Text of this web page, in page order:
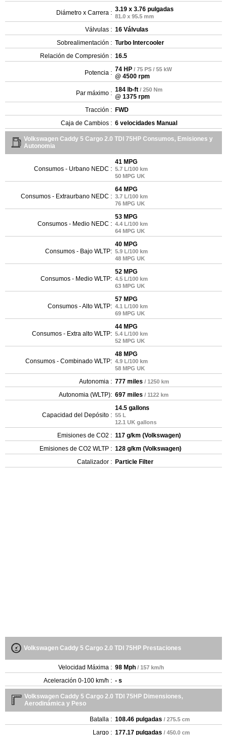
Diámetro x Carrera : 3.19 x 3.76 pulgadas
81.0 x 95.5 mm
Válvulas : 16 Válvulas
Sobrealimentación : Turbo Intercooler
Relación de Compresión : 16.5
Potencia : 74 HP / 75 PS / 55 kW
@ 4500 rpm
Par máximo : 184 lb-ft / 250 Nm
@ 1375 rpm
Tracción : FWD
Caja de Cambios : 6 velocidades Manual
Volkswagen Caddy 5 Cargo 2.0 TDI 75HP Consumos, Emisiones y
Autonomia
Consumos - Urbano NEDC :
41 MPG
5.7 L/100 km
50 MPG UK
Consumos - Extraurbano NEDC :
64 MPG
3.7 L/100 km
76 MPG UK
Consumos - Medio NEDC :
53 MPG
4.4 L/100 km
64 MPG UK
Consumos - Bajo WLTP:
40 MPG
5.9 L/100 km
48 MPG UK
Consumos - Medio WLTP:
52 MPG
4.5 L/100 km
63 MPG UK
Consumos - Alto WLTP:
57 MPG
4.1 L/100 km
69 MPG UK
Consumos - Extra alto WLTP:
44 MPG
5.4 L/100 km
52 MPG UK
Consumos - Combinado WLTP:
48 MPG
4.9 L/100 km
58 MPG UK
Autonomia : 777 miles / 1250 km
Autonomia (WLTP): 697 miles / 1122 km
Capacidad del Depósito :
14.5 gallons
55 L
12.1 UK gallons
Emisiones de CO2 : 117 g/km (Volkswagen)
Emisiones de CO2 WLTP : 128 g/km (Volkswagen)
Catalizador : Particle Filter
Volkswagen Caddy 5 Cargo 2.0 TDI 75HP Prestaciones
Velocidad Máxima : 98 Mph / 157 km/h
Aceleración 0-100 km/h : - s
Volkswagen Caddy 5 Cargo 2.0 TDI 75HP Dimensiones,
Aerodinámica y Peso
Batalla : 108.46 pulgadas / 275.5 cm
Largo : 177.17 pulgadas / 450.0 cm